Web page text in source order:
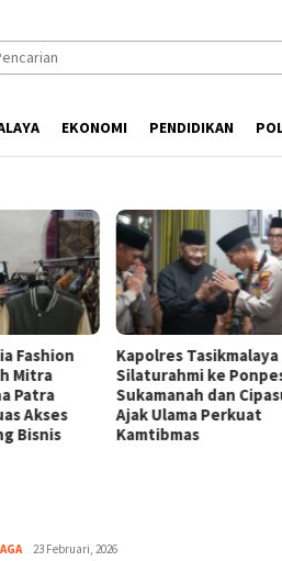
EKONOMI PENDIDIKAN
Ponpes
Cipasung,
Pertamina Patra
Tampilkan
Jerami kepada
Wakil Presiden
Tim23 Februari, 2026